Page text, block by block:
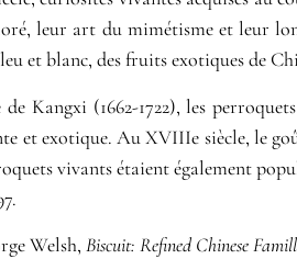
leur art du mimétisme et leur
et blanc, des fruits exotiques de
de Kangxi (1662-1722), les
et exotique. Au XVIIIe siècle, le
vivants étaient également
Welsh, Biscuit: Refined Chinese